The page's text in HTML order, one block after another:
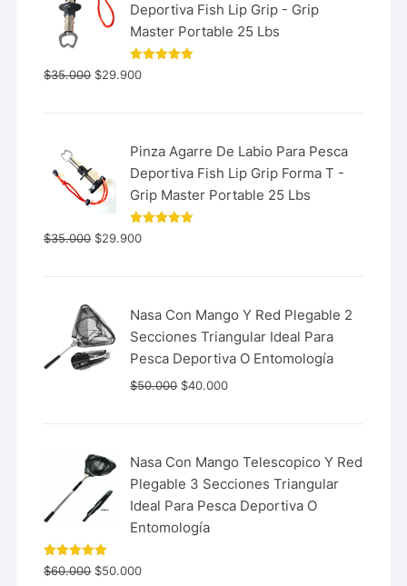
Deportiva Fish Lip Grip - Grip
Master Portable 25 Lbs
Valorado
con
$35.000 $29.900
Pinza Agarre De Labio Para Pesca
Deportiva Fish Lip Grip Forma T -
Grip Master Portable 25 Lbs
Valorado
con
$35.000 $29.900
Nasa Con Mango Y Red Plegable 2
Secciones Triangular Ideal Para
Pesca Deportiva O Entomología
$50.000 $40.000
Nasa Con Mango Telescopico Y Red
Plegable 3 Secciones Triangular
Ideal Para Pesca Deportiva O
Entomología
Valorado
con 5.00
$60.000 $50.000